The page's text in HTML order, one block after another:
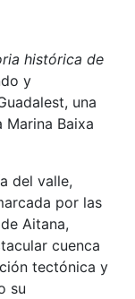
histórica de
y
una
Baixa
del valle,
por las
Aitana,
cuenca
tectónica y
su